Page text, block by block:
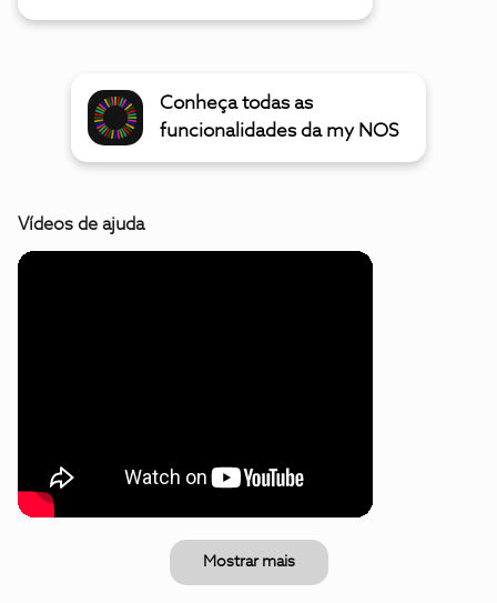
Conheça todas as
funcionalidades da my NOS
Vídeos de ajuda
Mostrar mais